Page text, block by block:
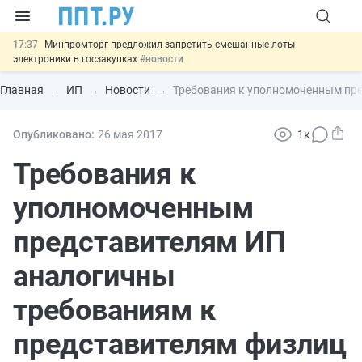
17:37
Минпромторг предложил запретить смешанные лоты
электроники в госзакупках #новости
17:13 Подписан указ об отмене спецрежима для вкладов физлиц из
недружественных стран#новости
15:51 МВД запускает автоматическое аннулирование патента
13:48
Важно
банковской гарантией #новости
Главная ИП Новости Требования к уполномоченным
Опубликовано: 26 мая 2017 1к
Требования к
уполномоченным
представителям ИП
аналогичны
требованиям к
представителям физлиц